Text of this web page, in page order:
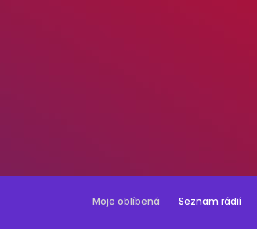
Moje oblíbená Seznam rádií